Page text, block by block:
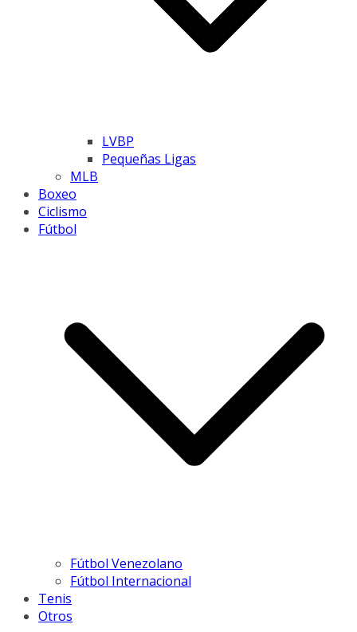
LVBP
Pequeñas Ligas
MLB
Boxeo
Ciclismo
Fútbol
Fútbol Venezolano
Fútbol Internacional
Tenis
Otros